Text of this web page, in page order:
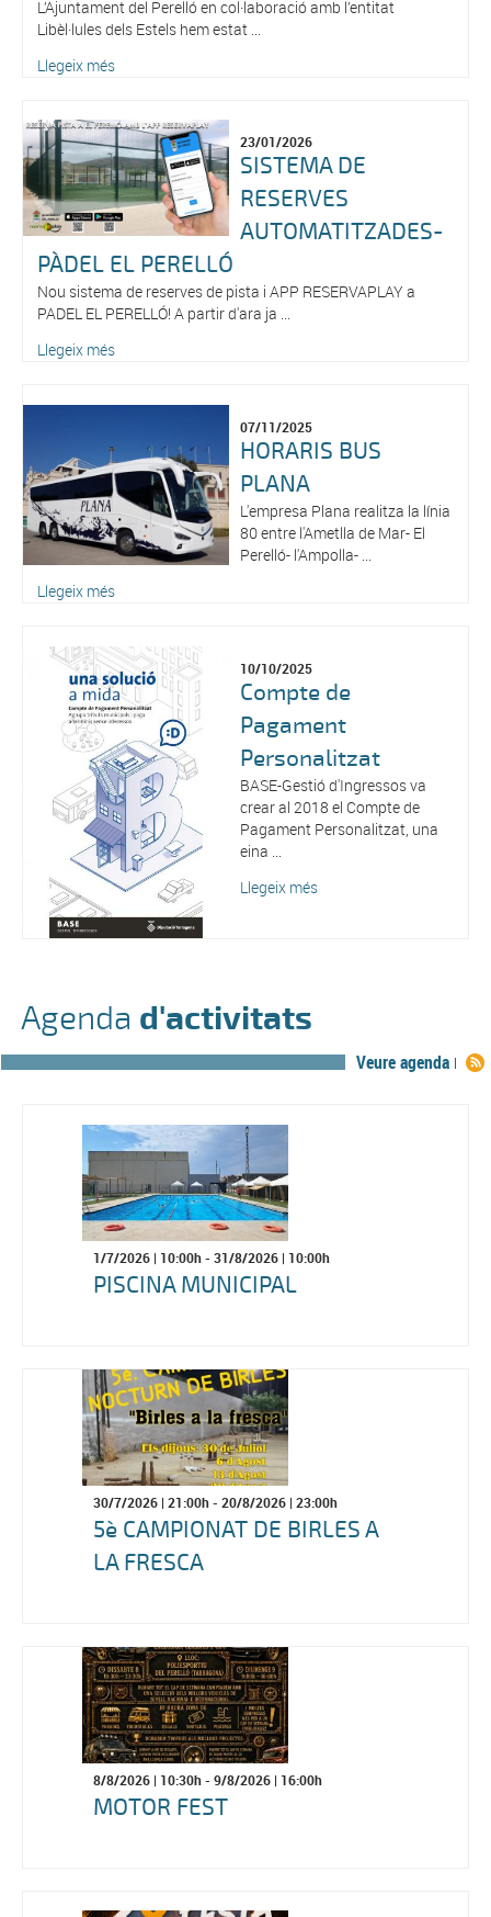
L’Ajuntament del Perelló en col·laboració amb l’entitat
Libèl·lules dels Estels hem estat ...
Llegeix més
23/01/2026
SISTEMA DE
RESERVES
AUTOMATITZADES-
PÀDEL EL PERELLÓ
Nou sistema de reserves de pista i APP RESERVAPLAY a
PADEL EL PERELLÓ! A partir d'ara ja ...
Llegeix més
07/11/2025
HORARIS BUS
PLANA
L'empresa Plana realitza la línia
80 entre l'Ametlla de Mar- El
Perelló- l'Ampolla- ...
Llegeix més
10/10/2025
Compte de
Pagament
Personalitzat
BASE-Gestió d'Ingressos va
crear al 2018 el Compte de
Pagament Personalitzat, una
eina ...
Llegeix més
Agenda d'activitats
Veure agenda
1/7/2026 | 10:00h - 31/8/2026 | 10:00h
PISCINA MUNICIPAL
30/7/2026 | 21:00h - 20/8/2026 | 23:00h
5è CAMPIONAT DE BIRLES A
LA FRESCA
8/8/2026 | 10:30h - 9/8/2026 | 16:00h
MOTOR FEST